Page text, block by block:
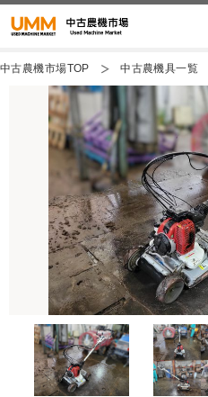
中古農機市場TOP 中古農機具一覧